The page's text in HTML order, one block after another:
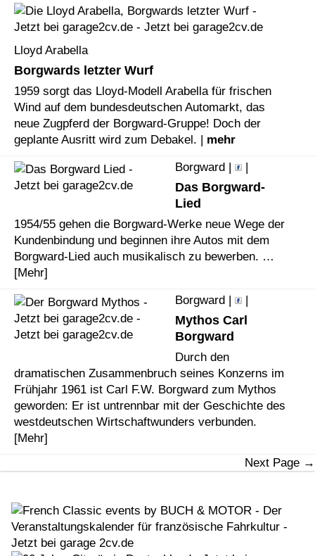
Lloyd Arabella
Borgwards letzter Wurf
1959 sorgt das Lloyd-Modell Arabella für frischen
Wind auf dem bundesdeutschen Automarkt, das
neue Zugpferd der Borgward-Gruppe! Doch der
geplante Ausritt wird zum Debakel. | mehr
Borgward |
Das Borgward-
Lied
1954/55 gehen die Borgward-Werke neue Wege der
Kundenbindung und beginnen ihre Autos mit dem
Borgward-Lied auch musikalisch zu bewerben. …
[Mehr]
Borgward |
Mythos Carl
Borgward
Durch den
dramatischen Zusammenbruch seines Konzerns im
Frühjahr 1961 ist Carl F.W. Borgward zum Mythos
geworden: Er ist untrennbar mit der Geschichte des
westdeutschen Wirtschaftwunders verbunden.
[Mehr]
Next Page →